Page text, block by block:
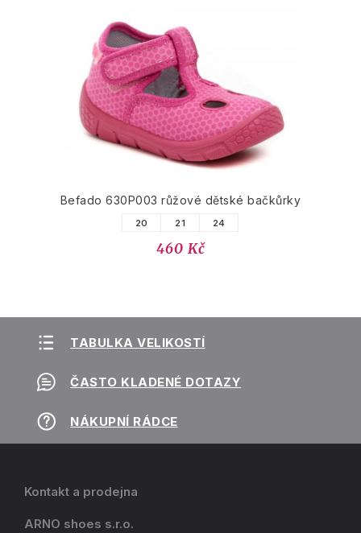
Befado 630P003 růžové dětské bačkůrky
20 21 24
460 Kč
TABULKA VELIKOSTÍ
ČASTO KLADENÉ DOTAZY
NÁKUPNÍ RÁDCE
Kontakt a prodejna
ARNO shoes s.r.o.